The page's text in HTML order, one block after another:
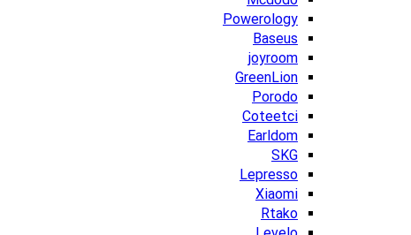
Powerology
Baseus
joyroom
GreenLion
Porodo
Coteetci
Earldom
SKG
Lepresso
Xiaomi
Rtako